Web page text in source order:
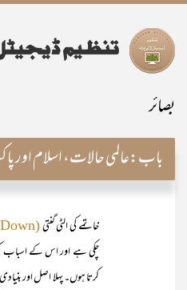
بصائر
باب:عالمی حالات، اسلام اور
خاتمے کی الٹی گنتی(Count Down)
چکی ہے اور اس کے اسباب
کرتا ہوں۔ پہلا اصل اور